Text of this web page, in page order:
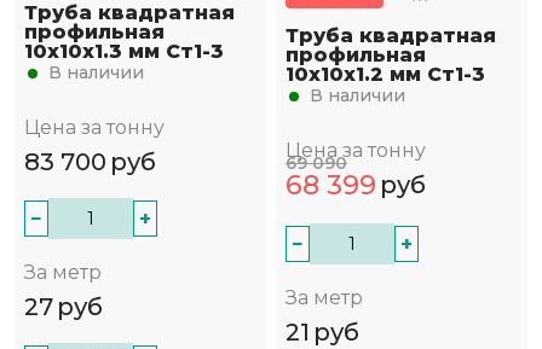
Труба квадратная
профильная
10х10х1.3 мм Ст1-3
В наличии
Цена за тонну
83 700 руб
− +
За метр
27 руб
Труба квадратная
профильная
10х10х1.2 мм Ст1-3
В наличии
Цена за тонну
69 090
68 399 руб
− +
За метр
21 руб